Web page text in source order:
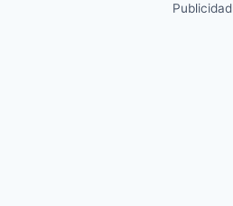
Publicidad